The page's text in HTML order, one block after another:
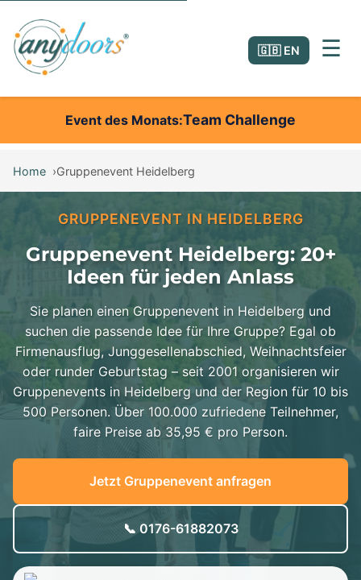
🇬🇧 EN ☰
Event des Monats Team Challenge
Home Gruppenevent Heidelberg
GRUPPENEVENT IN HEIDELBERG
Gruppenevent Heidelberg: 20+
Ideen für jeden Anlass
Sie planen einen Gruppenevent in Heidelberg und
suchen die passende Idee für Ihre Gruppe? Egal ob
Firmenausflug, Junggesellenabschied, Weihnachtsfeier
oder runder Geburtstag – seit 2001 organisieren wir
Gruppenevents in Heidelberg und der Region für 10 bis
500 Personen. Über 100.000 zufriedene Teilnehmer,
faire Preise ab 35,95 € pro Person.
Jetzt Gruppenevent anfragen
📞 0176-61882073